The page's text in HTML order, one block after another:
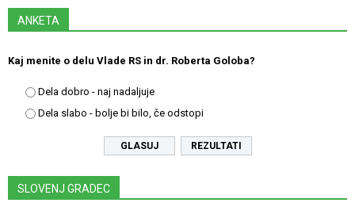
ANKETA
Kaj menite o delu Vlade RS in dr. Roberta Goloba?
Dela dobro - naj nadaljuje
Dela slabo - bolje bi bilo, če odstopi
REZULTATI
SLOVENJ GRADEC